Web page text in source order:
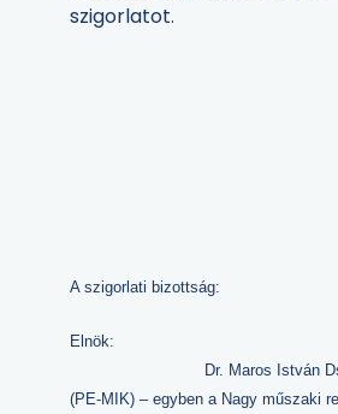
szigorlatot.
A szigorlati bizottság:
Elnök:
Dr. Maros István Dsc,
(PE-MIK) – egyben a Nagy műszaki